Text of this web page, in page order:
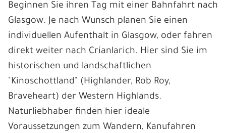
Beginnen Sie ihren Tag mit einer Bahnfahrt nach
Glasgow. Je nach Wunsch planen Sie einen
individuellen Aufenthalt in Glasgow, oder fahren
direkt weiter nach Crianlarich. Hier sind Sie im
historischen und landschaftlichen
"Kinoschottland" (Highlander, Rob Roy,
Braveheart) der Western Highlands.
Naturliebhaber finden hier ideale
Voraussetzungen zum Wandern, Kanufahren